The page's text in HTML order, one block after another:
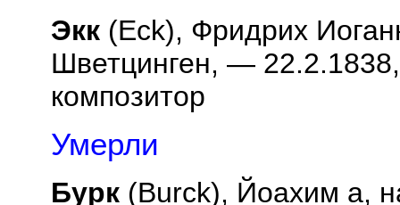
Экк (Eck), Фридрих
Шветцинген, —
композитор
Умерли
Бурк (Burck), Йоахим а,